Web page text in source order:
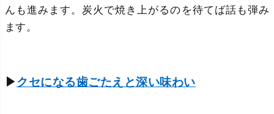
んも進みます。炭火で焼き上がるのを待てば話も弾み
ます。
▶クセになる歯ごたえと深い味わい